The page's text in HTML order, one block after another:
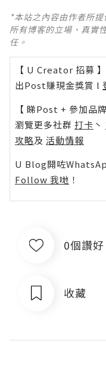
*本站之內容由作者所
所有博客的立場、真實
任。
【 U Creator 招募 】
出Post賺現金獎賞 l
【 睇Post + 參加品牌
瀏覽更多社群 打卡 丶
攻略及 活動情報
U Blog開咗
Follow 我哋 ！
0個讚好
收藏